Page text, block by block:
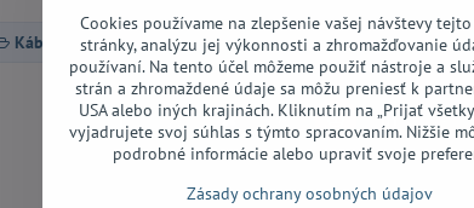
Káble Basgitary Basgitarové príslušenstvo
FacebookTwitterBlueskyPinterestRedditLinkedIn
Cookies používame na zlepšenie vašej návštevy
stránky, analýzu jej výkonnosti a zhromažďovanie
používaní. Na tento účel môžeme použiť nástroje a
strán a zhromaždené údaje sa môžu preniesť k
USA alebo iných krajinách. Kliknutím na „Prijať
vyjadrujete svoj súhlas s týmto spracovaním. Nižšie
podrobné informácie alebo upraviť svoje
Zásady ochrany osobných údajov